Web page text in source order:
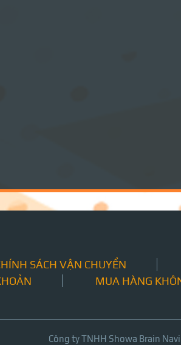
SÁCH VẬN CHUYỂN
MUA HÀNG
Công ty TNHH Showa Brain